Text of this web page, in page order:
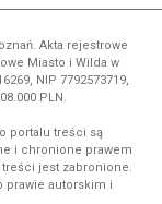
Akta rejestrowe
Miasto i Wilda w
NIP 7792573719,
PLN.
portalu treści są
i chronione prawem
jest zabronione.
prawie autorskim i